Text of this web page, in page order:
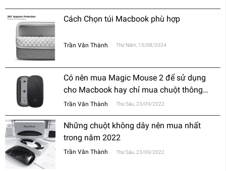
Cách Chọn túi Macbook phù hợp
Trần Văn Thành Thứ Năm, 15/08/2024
Có nên mua Magic Mouse 2 để sử dụng
cho Macbook hay chỉ mua chuột thông
thường?
Trần Văn Thành Thứ Sáu, 23/09/2022
Những chuột không dây nên mua nhất
trong năm 2022
Trần Văn Thành Thứ Sáu, 23/09/2022